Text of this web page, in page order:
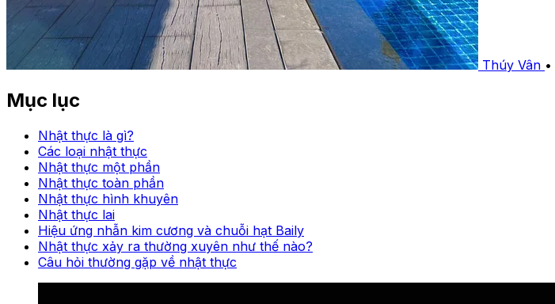
Thúy Vân •
Mục lục
Nhật thực là gì?
Các loại nhật thực
Nhật thực một phần
Nhật thực toàn phần
Nhật thực hình khuyên
Nhật thực lai
Hiệu ứng nhẫn kim cương và chuỗi hạt Baily
Nhật thực xảy ra thường xuyên như thế nào?
Câu hỏi thường gặp về nhật thực